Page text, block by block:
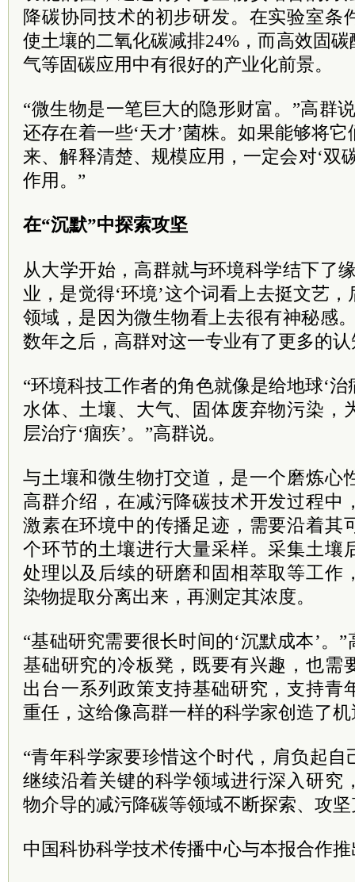
降碳协同技术的初步研发。在实验室条
使土壤的二氧化碳减排24%，而高效固
气等固碳应用中有很好的产业化前景。
“微生物是一笔巨大的隐形财富。”高群
还存在着一些‘天才’菌株。如果能够将
来、解释清楚、规模应用，一定会对‘双
作用。”
在“沉默”中探索攻坚
从大学开始，高群就与环境科学结下了
业，是觉得‘环境’这个词看上去挺文艺
领域，是因为微生物看上去很有神秘感
数年之后，高群对这一专业有了更多的
“环境科技工作者的角色就像是给地球‘治
水体、土壤、大气、固体废弃物污染，
层治疗‘痼疾’。”高群说。
与土壤和微生物打交道，是一个磨炼心
高群介绍，在减污降碳技术开发过程中
激素在环境中的传播足迹，需要沿着其
个环节的土壤进行大量采样。采集土壤
处理以及后续的研磨和固相萃取等工作
染物提取分离出来，再测定其浓度。
“基础研究需要很长时间的‘沉默成本’。
基础研究的冷板凳，既要有兴趣，也需
出台一系列政策支持基础研究，支持青
重任，这给像高群一样的科学家创造了
“青年科学家要珍惜这个时代，肩负起
继续沿着关键的科学领域进行深入研究
物介导的减污降碳等领域不断探索、攻
中国科协科学技术传播中心与本报合作推